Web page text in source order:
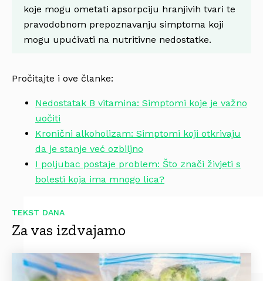
koje mogu ometati apsorpciju hranjivih tvari te
pravodobnom prepoznavanju simptoma koji
mogu upućivati na nutritivne nedostatke.
Pročitajte i ove članke:
Nedostatak B vitamina: Simptomi koje je važno
uočiti
Kronični alkoholizam: Simptomi koji otkrivaju
da je stanje već ozbiljno
I poljubac postaje problem: Što znači živjeti s
bolesti koja ima mnogo lica?
TEKST DANA
Za vas izdvajamo